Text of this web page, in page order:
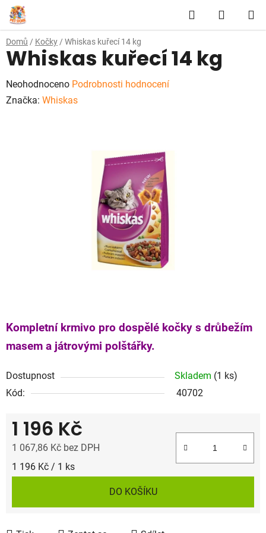
Přejít
na
obsah
Hledat
KOŠÍK
Domů / Kočky / Whiskas kuřecí 14 kg
Kompletní krmivo pro dospělé kočky s drůbežím
masem a játrovými polštářky.
Dostupnost Skladem (1 ks)
Kód:
40702
1 196 Kč
1 067,86 Kč bez DPH
Měrná cena:
1 196 Kč / 1 ks
DO KOŠÍKU
Whiskas kuřecí 14 kg
Průměrné
hodnocení
Neohodnoceno Podrobnosti hodnocení
Značka: Whiskas